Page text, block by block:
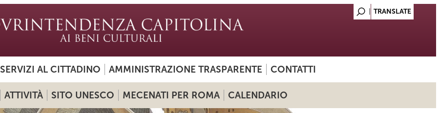
SERVIZI AL CITTADINO AMMINISTRAZIONE TRASPARENTE CONTATTI
ATTIVITÀ SITO UNESCO MECENATI PER ROMA CALENDARIO